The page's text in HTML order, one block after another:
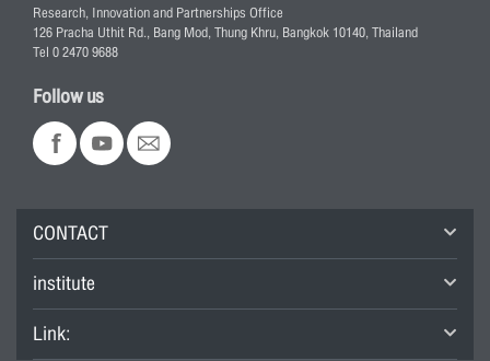
Research, Innovation and Partnerships Office
126 Pracha Uthit Rd., Bang Mod, Thung Khru, Bangkok 10140, Thailand
Tel 0 2470 9688
Follow us
CONTACT
institute
Link: